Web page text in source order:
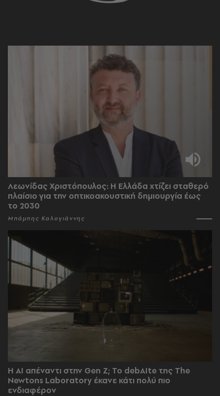
Λεωνίδας Χριστόπουλος: Η Ελλάδα χτίζει σταθερό
πλαίσιο για την οπτικοακουστική δημιουργία έως
το 2030
Μπάμπης Καλογιάννης
Η AI απέναντι στην Gen Z; Το debAIte της The
Newtons Laboratory έκανε κάτι πολύ πιο
ενδιαφέρον